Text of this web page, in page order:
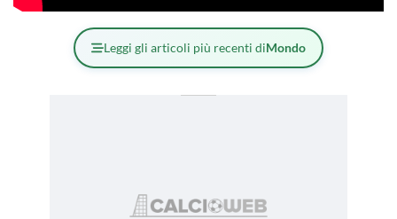
Leggi gli articoli più recenti diMondo